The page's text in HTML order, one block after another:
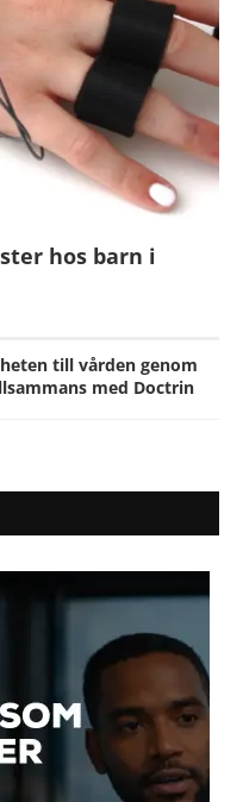
hos barn i
till vården genom
med Doctrin